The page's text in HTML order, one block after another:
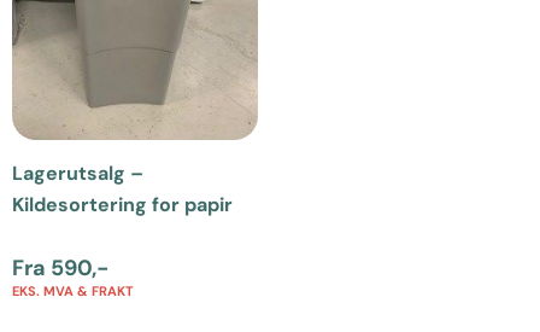
Lagerutsalg –
Kildesortering for papir
Fra 590,-
EKS. MVA & FRAKT